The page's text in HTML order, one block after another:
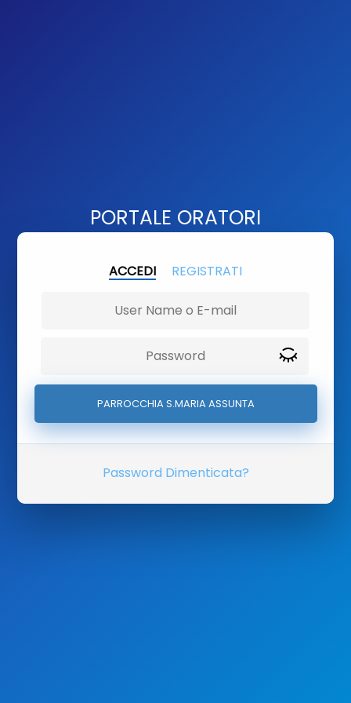
PORTALE ORATORI
ACCEDI REGISTRATI
Password Dimenticata?